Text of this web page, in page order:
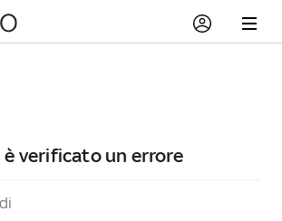
è verificato un errore